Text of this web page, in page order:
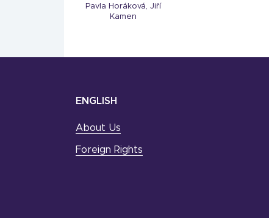
Pavla Horáková, Jiří
Kamen
ENGLISH
About Us
Foreign Rights